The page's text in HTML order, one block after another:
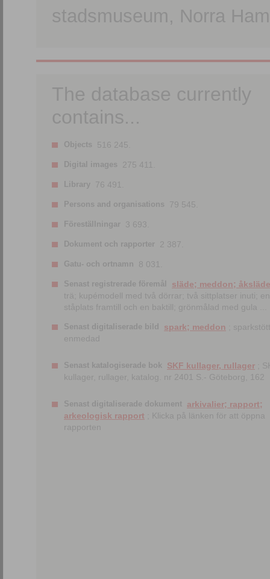
stadsmuseum, Norra
The database currently
contains...
Objects 516 245.
Digital images 275 411.
Library 76 491.
Persons and organisations 79 545.
Föreställningar 3 693.
Dokument och rapporter 2 387.
Gatu- och ortnamn 8 031.
Senast registrerade föremål
släde; meddon; åksläde
trä; kupémodell med två dörrar; två sittplatser inuti; en
ståplats framtill och en baktill; grönmålad med gula ...
Senast digitaliserade bild spark; meddon ;
enmedad
Senast katalogiserade bok SKF kullager, rullager ;
kullager, rullager, katalog. nr 2401 S.- Göteborg, 162
Senast digitaliserade dokument arkivalier; rapport;
arkeologisk rapport ; Klicka på länken för att öppna
rapporten